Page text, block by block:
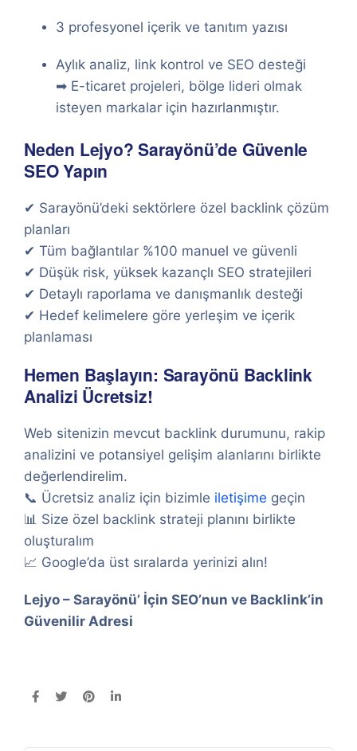
3 profesyonel içerik ve tanıtım yazısı
Aylık analiz, link kontrol ve SEO desteği
➡ E-ticaret projeleri, bölge lideri olmak
isteyen markalar için hazırlanmıştır.
Neden Lejyo? Sarayönü’de Güvenle
SEO Yapın
✔ Sarayönü’deki sektörlere özel backlink çözüm
planları
✔ Tüm bağlantılar %100 manuel ve güvenli
✔ Düşük risk, yüksek kazançlı SEO stratejileri
✔ Detaylı raporlama ve danışmanlık desteği
✔ Hedef kelimelere göre yerleşim ve içerik
planlaması
Hemen Başlayın: Sarayönü Backlink
Analizi Ücretsiz!
Web sitenizin mevcut backlink durumunu, rakip
analizini ve potansiyel gelişim alanlarını birlikte
değerlendirelim.
📞 Ücretsiz analiz için bizimle iletişime geçin
📊 Size özel backlink strateji planını birlikte
oluşturalım
📈 Google’da üst sıralarda yerinizi alın!
Lejyo – Sarayönü’ İçin SEO’nun ve Backlink’in
Güvenilir Adresi